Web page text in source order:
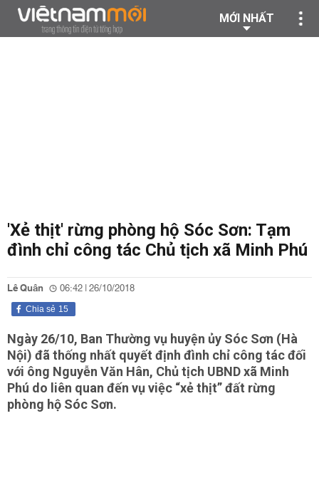
MỚI NHẤT
'Xẻ thịt' rừng phòng hộ Sóc Sơn: Tạm
đình chỉ công tác Chủ tịch xã Minh Phú
Lê Quân 06:42 | 26/10/2018
15
Chia sẻ
Ngày 26/10, Ban Thường vụ huyện ủy Sóc Sơn (Hà
Nội) đã thống nhất quyết định đình chỉ công tác đối
với ông Nguyễn Văn Hân, Chủ tịch UBND xã Minh
Phú do liên quan đến vụ việc “xẻ thịt” đất rừng
phòng hộ Sóc Sơn.